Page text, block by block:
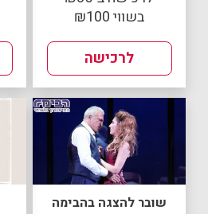
בשווי ₪100
לרכישה
שובר להצגה בהבימה